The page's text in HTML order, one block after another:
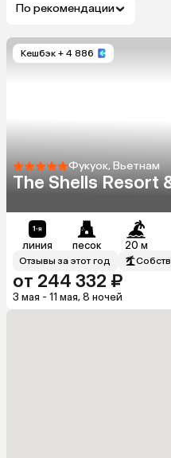
По рекомендации
Кешбэк + 4 886
Фукуок, Вьетнам
The Shells Resort
линия песок 20 м
Отзывы за этот год
от 244 332 ₽
3 мая - 11 мая, 8 ночей